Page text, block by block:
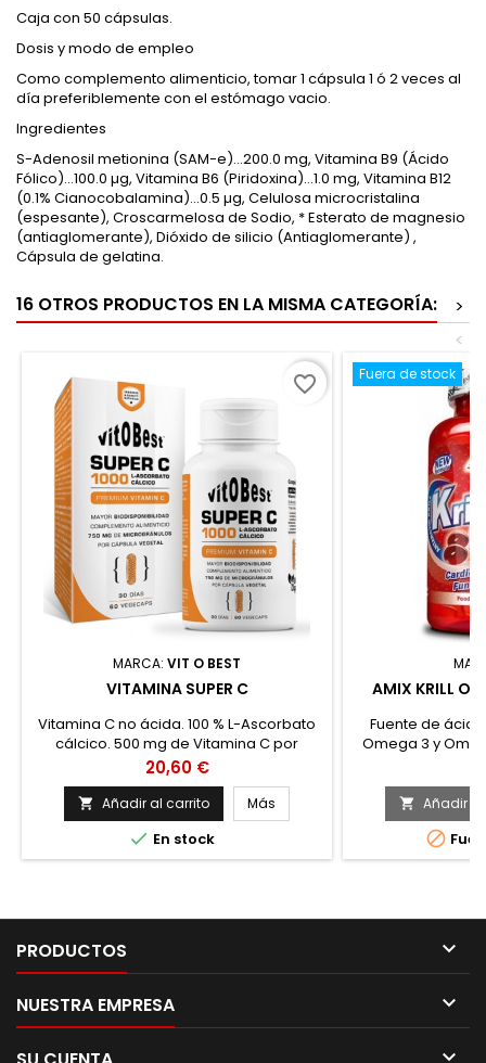
Caja con 50 cápsulas.
Dosis y modo de empleo
Como complemento alimenticio, tomar 1 cápsula 1 ó 2 veces al
día preferiblemente con el estómago vacio.
Ingredientes
S-Adenosil metionina (SAM-e)...200.0 mg, Vitamina B9 (Ácido
Fólico)...100.0 µg, Vitamina B6 (Piridoxina)...1.0 mg, Vitamina B12
(0.1% Cianocobalamina)...0.5 µg, Celulosa microcristalina
(espesante), Croscarmelosa de Sodio, * Esterato de magnesio
(antiaglomerante), Dióxido de silicio (Antiaglomerante) ,
Cápsula de gelatina.
16 OTROS PRODUCTOS EN LA MISMA CATEGORÍA:
>
<
MARCA: VIT O BEST
VITAMINA SUPER C
Vitamina C no ácida. 100 % L-Ascorbato
cálcico. 500 mg de Vitamina C por
cápsula. Apto para personas celíacas.
Cápsulas con microgránulos para una
biodisponibilidad óptima. Cápsulas
vegetales aptas para dietas veganas y
libres de dióxido de titanio.
Precio
20,60 €
 Añadir al carrito Más
 En stock
favorite_border Fuera de stock
AMIX KRILL
Fuente de
Omega 3 y
 Añadir

PRODUCTOS 
NUESTRA EMPRESA 
